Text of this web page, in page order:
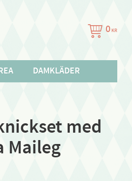
0 KR
DAMKLÄDER
med
Maileg